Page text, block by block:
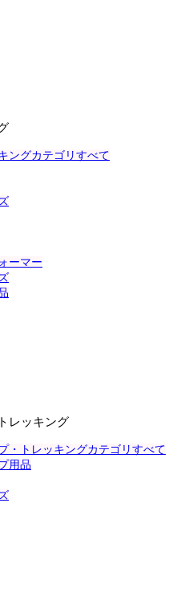
ングカテゴリすべて
ーマー
レッキング
・トレッキングカテゴリすべて
用品